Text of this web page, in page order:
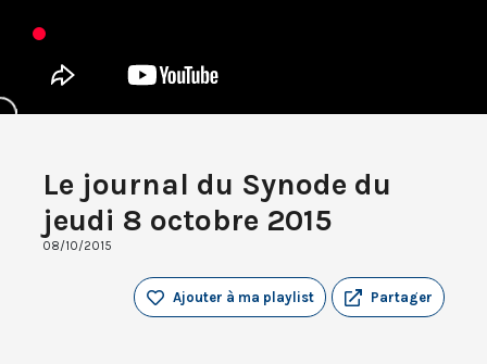
Le journal du Synode du
jeudi 8 octobre 2015
08/10/2015
Partager
Ajouter à ma playlist